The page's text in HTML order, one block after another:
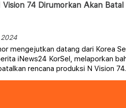
Vision 74 Dirumorkan Akan Batal
mengejutkan datang dari Korea
iNews24 KorSel, melaporkan
rencana produksi N Vision 74.